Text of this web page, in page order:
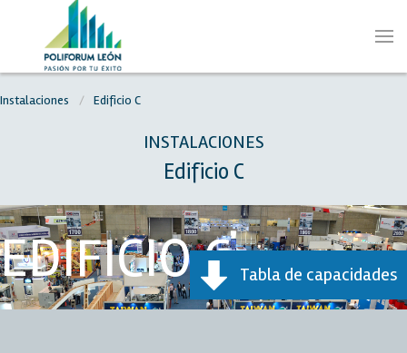
Instalaciones Edificio C
INSTALACIONES
Edificio C
EDIFICIO C Tabla de capacidades